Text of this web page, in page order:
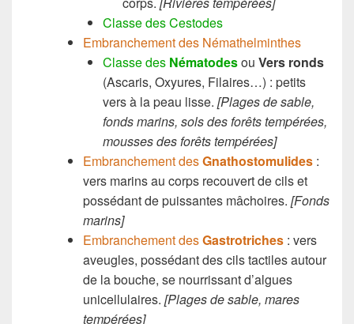
Classe des Cestodes
Embranchement des Némathelminthes
Classe des Nématodesou Vers ronds
(Ascaris, Oxyures, Filaires…) : petits
vers à la peau lisse. [Plages de sable,
fonds marins, sols des forêts tempérées,
mousses des forêts tempérées]
Embranchement desGnathostomulides :
vers marins au corps recouvert de cils et
possédant de puissantes mâchoires. [Fonds
marins]
Embranchement desGastrotriches : vers
aveugles, possédant des cils tactiles autour
de la bouche, se nourrissant d’algues
unicellulaires. [Plages de sable, mares
tempérées]